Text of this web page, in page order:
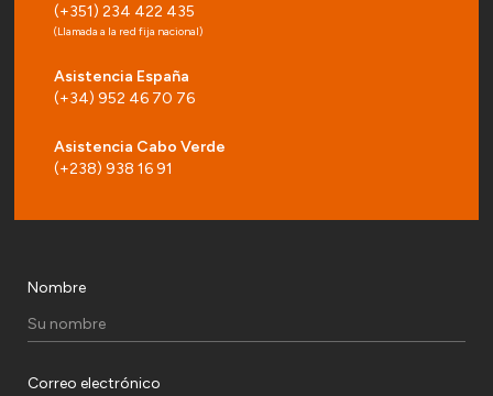
(+351) 234 422 435
(Llamada a la red fija nacional)
Asistencia España
(+34) 952 46 70 76
Asistencia Cabo Verde
(+238) 938 16 91
Nombre
Correo electrónico